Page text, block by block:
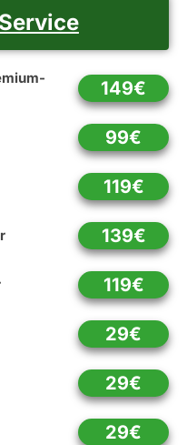
149€
99€
119€
139€
119€
29€
29€
29€